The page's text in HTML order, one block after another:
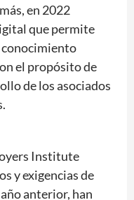
en 2022
que permite
conocimiento
el propósito de
de los asociados
Institute
y exigencias de
anterior, han